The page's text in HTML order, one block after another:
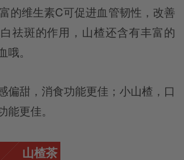
的维生素C可促进血管韧性，改善
祛斑的作用，山楂还含有丰富的
。
偏甜，消食功能更佳；小山楂，口
更佳。
山楂茶